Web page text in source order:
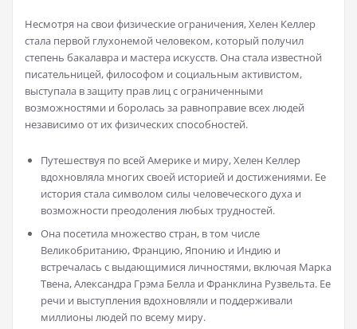
Несмотря на свои физические ограничения, Хелен Келлер
стала первой глухонемой человеком, который получил
степень бакалавра и мастера искусств. Она стала известной
писательницей, философом и социальным активистом,
выступала в защиту прав лиц с ограниченными
возможностями и боролась за равноправие всех людей
независимо от их физических способностей.
Путешествуя по всей Америке и миру, Хелен Келлер
вдохновляла многих своей историей и достижениями. Ее
история стала символом силы человеческого духа и
возможности преодоления любых трудностей.
Она посетила множество стран, в том числе
Великобританию, Францию, Японию и Индию и
встречалась с выдающимися личностями, включая Марка
Твена, Александра Грэма Белла и Франклина Рузвельта. Ее
речи и выступления вдохновляли и поддерживали
миллионы людей по всему миру.